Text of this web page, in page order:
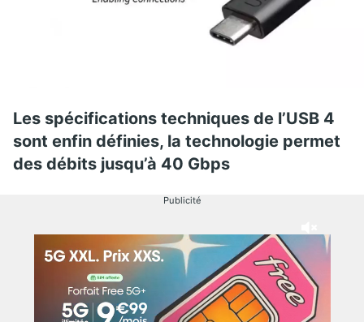
Les spécifications techniques de l’USB 4
sont enfin définies, la technologie permet
des débits jusqu’à 40 Gbps
Publicité